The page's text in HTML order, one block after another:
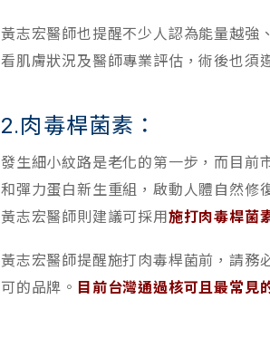
黃志宏醫師也提醒不少人認為能量越強
看肌膚狀況及醫師專業評估，術後也須
2.肉毒桿菌素：
發生細小紋路是老化的第一步，而目前
和彈力蛋白新生重組，啟動人體自然修
黃志宏醫師則建議可採用施打肉毒桿菌
黃志宏醫師提醒施打肉毒桿菌前，請務
可的品牌。 目前台灣通過核可且最常見